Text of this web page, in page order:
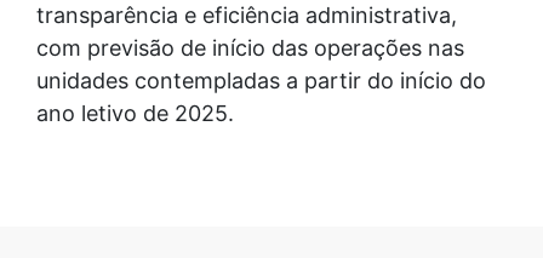
transparência e eficiência administrativa,
com previsão de início das operações nas
unidades contempladas a partir do início do
ano letivo de 2025.